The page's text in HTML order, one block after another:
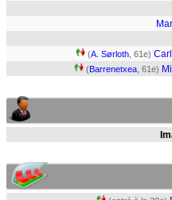
(A. Sørloth , 61e)
(Barrenetxea , 61e)